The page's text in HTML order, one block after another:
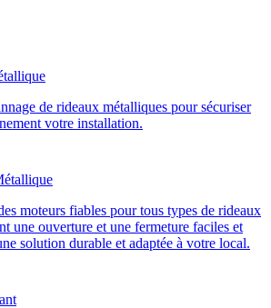
de rideaux métalliques pour sécuriser
votre installation.
moteurs fiables pour tous types de rideaux
une ouverture et une fermeture faciles et
solution durable et adaptée à votre local.